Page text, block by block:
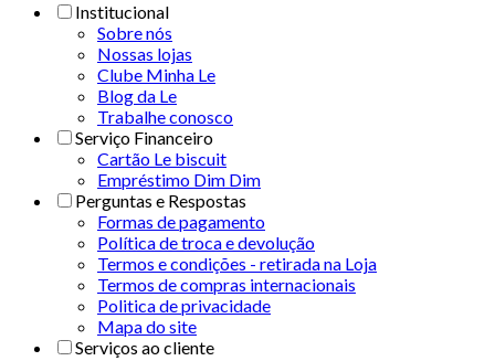
Institucional
Sobre nós
Nossas lojas
Clube Minha Le
Blog da Le
Trabalhe conosco
Serviço Financeiro
Cartão Le biscuit
Empréstimo Dim Dim
Perguntas e Respostas
Formas de pagamento
Política de troca e devolução
Termos e condições - retirada na Loja
Termos de compras internacionais
Politica de privacidade
Mapa do site
Serviços ao cliente